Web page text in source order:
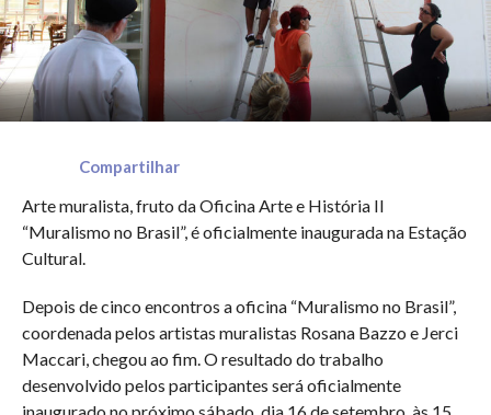
Compartilhar
Arte muralista, fruto da Oficina Arte e História II
“Muralismo no Brasil”, é oficialmente inaugurada na Estação
Cultural.
Depois de cinco encontros a oficina “Muralismo no Brasil”,
coordenada pelos artistas muralistas Rosana Bazzo e Jerci
Maccari, chegou ao fim. O resultado do trabalho
desenvolvido pelos participantes será oficialmente
inaugurado no próximo sábado, dia 16 de setembro, às 15